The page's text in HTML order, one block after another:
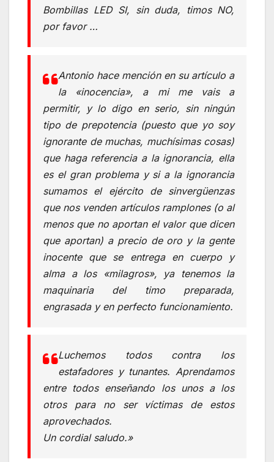
Bombillas LED SI, sin duda, timos NO,
por favor …
Antonio hace mención en su artículo a
la «inocencia», a mi me vais a
permitir, y lo digo en serio, sin ningún
tipo de prepotencia (puesto que yo soy
ignorante de muchas, muchísimas cosas)
que haga referencia a la ignorancia, ella
es el gran problema y si a la ignorancia
sumamos el ejército de sinvergüenzas
que nos venden artículos ramplones (o al
menos que no aportan el valor que dicen
que aportan) a precio de oro y la gente
inocente que se entrega en cuerpo y
alma a los «milagros», ya tenemos la
maquinaria del timo preparada,
engrasada y en perfecto funcionamiento.
Luchemos todos contra los
estafadores y tunantes. Aprendamos
entre todos enseñando los unos a los
otros para no ser víctimas de estos
aprovechados.
Un cordial saludo.»